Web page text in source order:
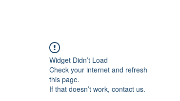
Widget Didn’t Load
Check your internet and refresh
this page.
If that doesn’t work, contact us.